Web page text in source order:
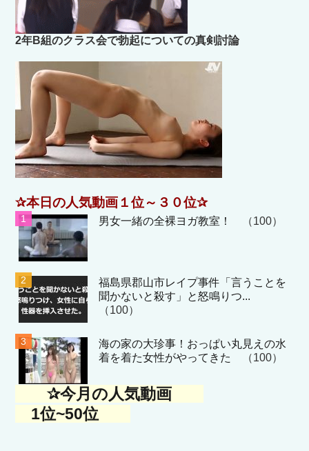
2年B組のクラス会で勃起についての真剣討論
✰本日の人気動画１位～３０位✰
男女一緒の全裸ヨガ教室！ （100）
福島県郡山市レイプ事件「言うことを
聞かないと殺す」と怒鳴りつ...
（100）
海の家の大珍事！おっぱい丸見えの水
着を着た女性がやってきた
（100）
✰今月の人気動画
1位~50位